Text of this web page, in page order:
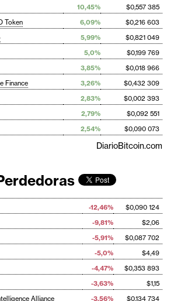
10,45%
$0,557 385
Token 6,09%
$0,216 603
5,99%
$0,821 049
5,0%
$0,199 769
3,85%
$0,018 966
Finance 3,26%
$0,432 309
2,83%
$0,002 393
2,79%
$0,092 551
2,54% $0,090 073
DiarioBitcoin.com
-12,46%
$0,090 124
-9,81%
$2,06
-5,91%
$0,087 702
-5,0%
$4,49
-4,47%
$0,353 893
-3,63%
$1,15
Alliance -3,56% $0,134 734